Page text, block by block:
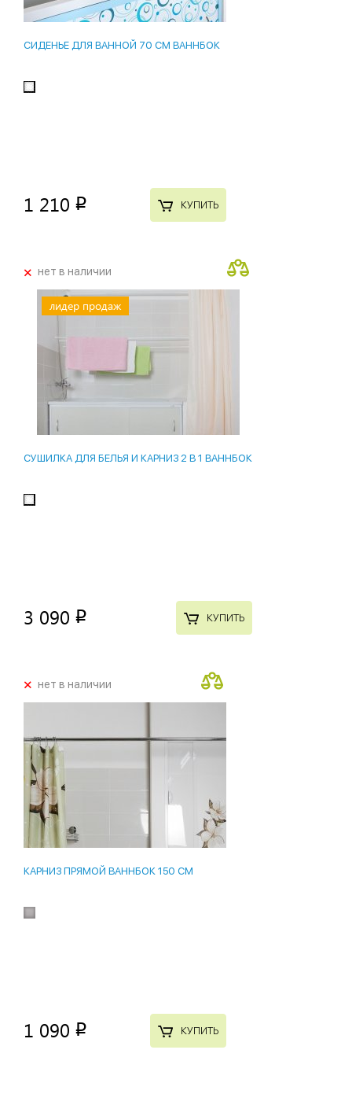
СИДЕНЬЕ ДЛЯ ВАННОЙ 70 СМ ВАННБОК
1 210 p КУПИТЬ
+нет в наличии
лидер продаж
СУШИЛКА ДЛЯ БЕЛЬЯ И КАРНИЗ 2 В 1 ВАННБОК
3 090 p КУПИТЬ
+нет в наличии
КАРНИЗ ПРЯМОЙ ВАННБОК 150 СМ
1 090 p КУПИТЬ